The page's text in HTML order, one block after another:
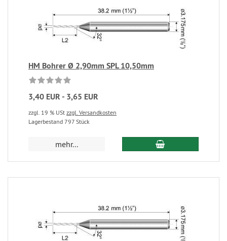
HM Bohrer Ø 2,90mm SPL 10,50mm
3,40 EUR - 3,65 EUR
zzgl. 19 % USt zzgl. Versandkosten
Lagerbestand 797 Stück
mehr...